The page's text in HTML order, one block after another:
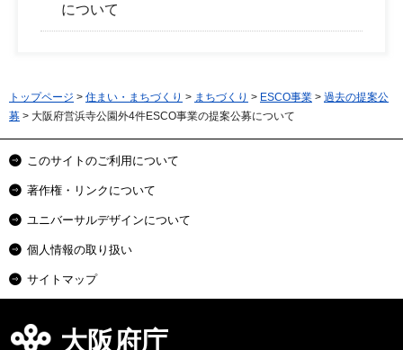
について
トップページ > 住まい・まちづくり > まちづくり > ESCO事業 > 過去の提案公
募 > 大阪府営浜寺公園外4件ESCO事業の提案公募について
このサイトのご利用について
著作権・リンクについて
ユニバーサルデザインについて
個人情報の取り扱い
サイトマップ
大阪府庁